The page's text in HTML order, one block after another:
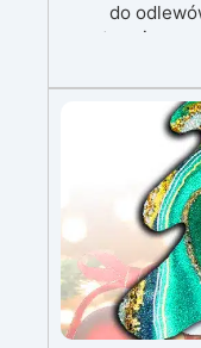
do
egzotermia
żółknięcie
pęcherzyki
wykończenie.
wolna od